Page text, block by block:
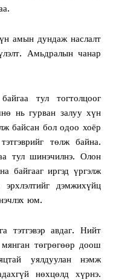
амын дундаж наслалт
Амьдралын чанар
тул тогтолцоог
нь гурван залуу хүн
байсан бол одоо хоёр
төлж байна.
тул шинэчилнэ. Олон
байгааг иргэд үргэлж
дэмжихүйц
юм.
тэтгэвэр авдаг. Нийт
төгрөгөөр доош
уялдуулан нэмж
нөхцөлд хүрнэ.